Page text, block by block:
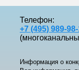
Телефон:
+7 (495) 989-
Информация о